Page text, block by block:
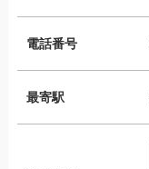
電話番号
最寄駅